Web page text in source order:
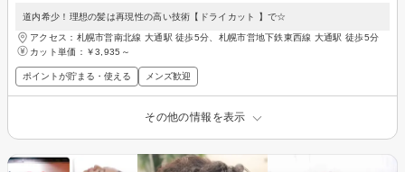
道内希少！理想の髪は再現性の高い技術【ドライカット 】で☆
アクセス：札幌市営南北線 大通駅 徒歩5分、札幌市営地下鉄東西線 大通駅 徒歩5分
カット単価： ￥3,935～
ポイントが貯まる・使える メンズ歓迎
その他の情報を表示